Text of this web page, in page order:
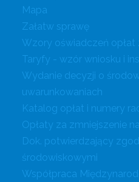
Mapa
Załatw sprawę
Wzory oświadczeń opłat
Taryfy - wzór wniosku i
Wydanie decyzji o
uwarunkowaniach
Katalog opłat i numery
Opłaty za zmniejszenie
Dok. potwierdzający
środowiskowymi
Współpraca